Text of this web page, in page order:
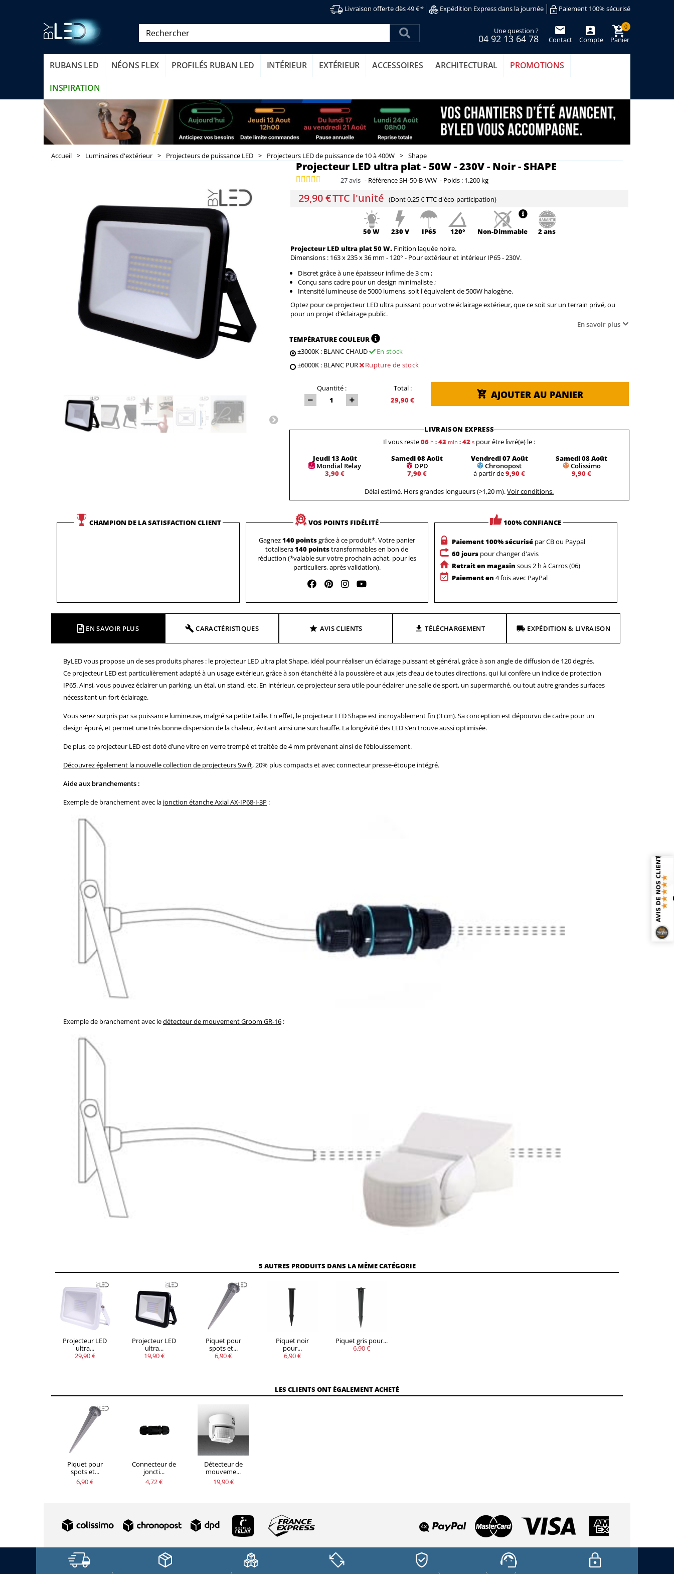
Livraison offerte dès 49 €* Expédition Express dans la journée Paiement 100% sécurisé
Panier
0
Compte
Contact
Une question ?
04 92 13 64 78
RUBANS LED NÉONS FLEX PROFILÉS RUBAN LED INTÉRIEUR EXTÉRIEUR ACCESSOIRES ARCHITECTURAL PROMOTIONS
INSPIRATION
Accueil > Luminaires d'extérieur > Projecteurs de puissance LED > Projecteurs LED de puissance de 10 à 400W > Shape
Projecteur LED ultra plat - 50W - 230V - Noir - SHAPE
27avis - RéférenceSH-50-B-WW - Poids : 1.200 kg
29,90 €TTC l'unité (Dont0,25 € TTCd'éco-participation)
50 W 230 V IP65 120° Non-Dimmable
2 ans
Projecteur LED ultra plat 50 W. Finition laquée noire.
Dimensions : 163 x 235 x 36 mm - 120° - Pour extérieur et intérieur IP65 - 230V.
Discret grâce à une épaisseur infime de 3 cm ;
Conçu sans cadre pour un design minimaliste ;
Intensité lumineuse de 5000 lumens, soit l'équivalent de 500W halogène.
Optez pour ce projecteur LED ultra puissant pour votre éclairage extérieur, que ce soit sur un terrain privé, ou
pour un projet d’éclairage public.
En savoir plus
TEMPÉRATURE COULEUR
±3000K : BLANC CHAUD
En stock
±6000K : BLANC PUR
Rupture de stock
Quantité :
Total :
29,90 €
AJOUTER AU PANIER
LIVRAISON EXPRESS
Il vous reste06 h : 43 min : 41 s pour être livré(e) le :
Jeudi 13 Août
Mondial Relay
3,90 €
Samedi 08 Août
DPD
7,90 €
Vendredi 07 Août
Chronopost
à partir de9,90 €
Samedi 08 Août
Colissimo
9,90 €
Délai estimé. Hors grandes longueurs (>1,20 m).Voir conditions.
CHAMPION DE LA SATISFACTION CLIENT
VOS POINTS FIDÉLITÉ
Gagnez140 pointsgrâce à ce produit*. Votre panier
totalisera140 pointstransformables en bon de
réduction (*valable sur votre prochain achat, pour les
particuliers, après validation).
100% CONFIANCE
Paiement 100% sécurisépar CB ou Paypal
60 jourspour changer d'avis
Retrait en magasin sous 2 h à Carros (06)
Paiement en 4 fois avec PayPal
EN SAVOIR PLUS CARACTÉRISTIQUES AVIS CLIENTS TÉLÉCHARGEMENT EXPÉDITION & LIVRAISON
ByLED vous propose un de ses produits phares : le projecteur LED ultra plat Shape, idéal pour réaliser un éclairage puissant et général, grâce à son angle de diffusion de 120 degrés.
Ce projecteur LED est particulièrement adapté à un usage extérieur, grâce à son étanchéité à la poussière et aux jets d’eau de toutes directions, qui lui confère un indice de protection
IP65. Ainsi, vous pouvez éclairer un parking, un étal, un stand, etc. En intérieur, ce projecteur sera utile pour éclairer une salle de sport, un supermarché, ou tout autre grandes surfaces
nécessitant un fort éclairage.
Vous serez surpris par sa puissance lumineuse, malgré sa petite taille. En effet, le projecteur LED Shape est incroyablement fin (3 cm). Sa conception est dépourvu de cadre pour un
design épuré, et permet une très bonne dispersion de la chaleur, évitant ainsi une surchauffe. La longévité des LED s’en trouve aussi optimisée.
De plus, ce projecteur LED est doté d’une vitre en verre trempé et traitée de 4 mm prévenant ainsi de l’éblouissement.
Découvrez également la nouvelle collection de projecteurs Swift, 20% plus compacts et avec connecteur presse-étoupe intégré.
Aide aux branchements :
Exemple de branchement avec la jonction étanche Axial AX-IP68-I-3P :
Exemple de branchement avec ledétecteur de mouvement Groom GR-16 :
5 AUTRES PRODUITS DANS LA MÊME CATÉGORIE
Projecteur LED
ultra...
29,90 €
Projecteur LED
ultra...
19,90 €
Piquet pour
spots et...
6,90 €
Piquet noir
pour...
6,90 €
Piquet gris pour...
6,90 €
LES CLIENTS ONT ÉGALEMENT ACHETÉ
Piquet pour
spots et...
6,90 €
Connecteur de
joncti...
4,72 €
Détecteur de
mouveme...
19,90 €